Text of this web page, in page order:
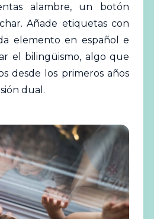
alambre, un botón
Añade etiquetas con
elemento en español e
el bilingüismo, algo que
desde los primeros años
dual.